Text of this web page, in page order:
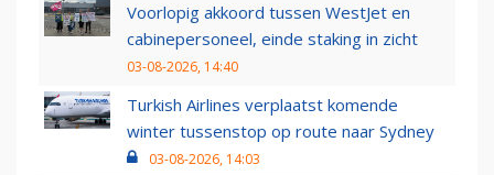
Voorlopig akkoord tussen WestJet en
cabinepersoneel, einde staking in zicht
03-08-2026, 14:40
Turkish Airlines verplaatst komende
winter tussenstop op route naar Sydney
03-08-2026, 14:03